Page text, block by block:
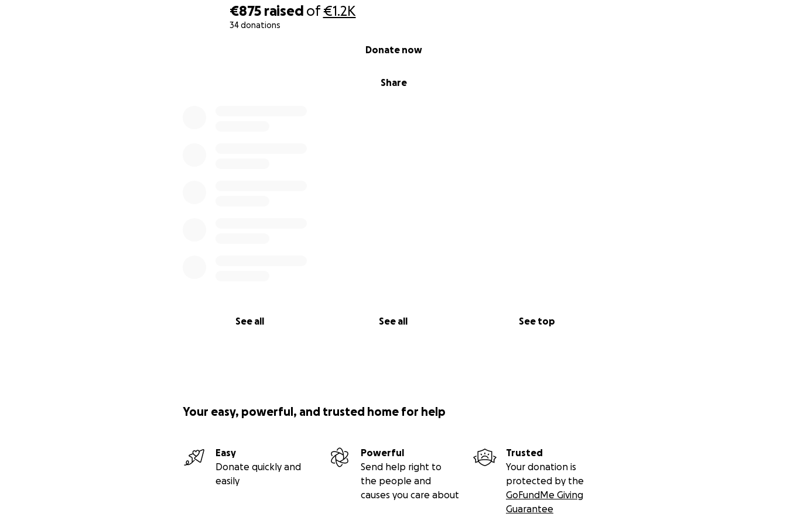
€875 raised of€1.2K
34 donations
Share
Donate now
See all See all See top
Your easy, powerful, and trusted home for help
Easy
Donate quickly and
easily
Powerful
Send help right to
the people and
causes you care about
Trusted
Your donation is
protected by the
GoFundMe Giving
Guarantee